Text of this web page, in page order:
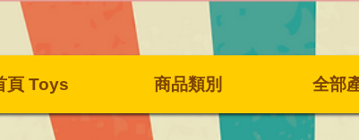
頁 Toys 商品類別 全部